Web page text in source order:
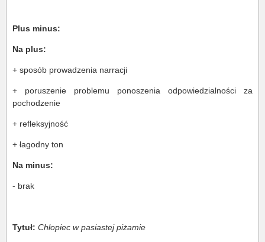
Plus minus:
Na plus:
+ sposób prowadzenia narracji
+ poruszenie problemu ponoszenia odpowiedzialności za
pochodzenie
+ refleksyjność
+ łagodny ton
Na minus:
- brak
Tytuł: Chłopiec w pasiastej piżamie